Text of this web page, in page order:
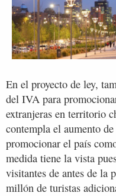
En el proyecto de ley,
del IVA para
extranjeras en territorio
contempla el aumento
promocionar el país
medida tiene la vista
visitantes de antes de la
millón de turistas